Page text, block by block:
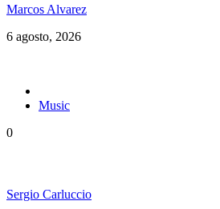
Marcos Alvarez
6 agosto, 2026
Music
0
Sergio Carluccio